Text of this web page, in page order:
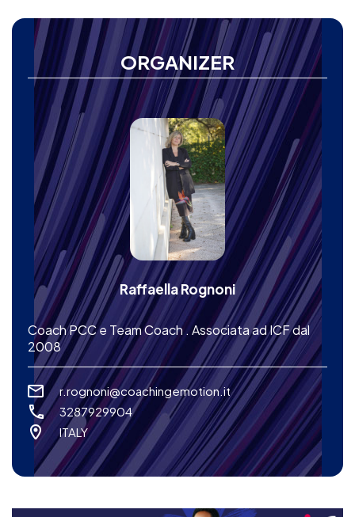
ORGANIZER
Raffaella Rognoni
Coach PCC e Team Coach . Associata ad ICF dal
2008
r.rognoni@coachingemotion.it
3287929904
ITALY